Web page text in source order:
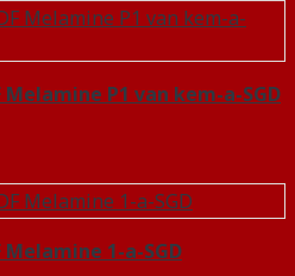
Melamine P1 van kem-a-SGD
Melamine 1-a-SGD